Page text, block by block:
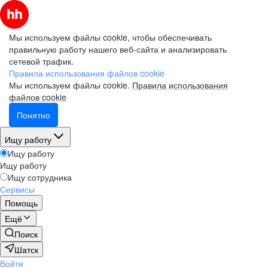
Мы используем файлы cookie, чтобы обеспечивать
правильную работу нашего веб-сайта и анализировать
сетевой трафик.
Правила использования файлов cookie
Мы используем файлы cookie. Правила использования
файлов cookie
Понятно
Ищу работу
Ищу работу
Ищу работу
Ищу сотрудника
Сервисы
Помощь
Ещё
Поиск
Шатск
Войти